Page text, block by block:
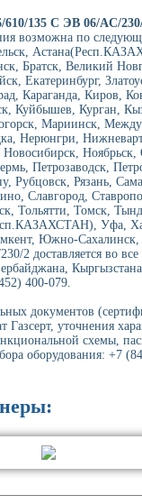
135 С ЭВ 06/AC/
возможна по
Братск, Великий
Екатеринбург,
Караганда, Киров,
Куйбышев, Курган,
Мариинск,
Нерюнгри,
Ноябрьск,
Петрозаводск,
Рязань,
Славгород,
Тольятти, Томск,
Уфа,
Южно-Сахалинск,
2 доставляется во все
400-079.
документов
уточнения
схемы,
оборудования: +7